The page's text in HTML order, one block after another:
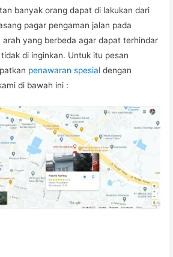
banyak orang dapat di lakukan dari
pagar pengaman jalan pada
arah yang berbeda agar dapat terhindar
di inginkan. Untuk itu pesan
penawaran spesial dengan
di bawah ini :